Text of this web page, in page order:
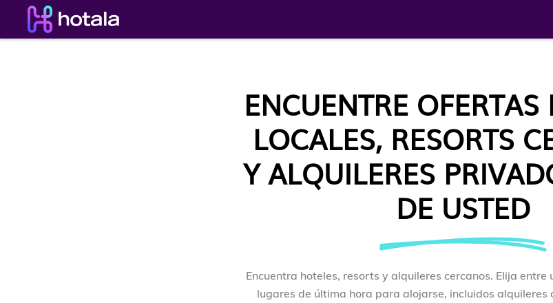
ENCUENTRE
LOCALES, RESORTS
Y ALQUILERES
DE USTED
Encuentra hoteles, resorts y alquileres cercanos. Elija entre
lugares de última hora para alojarse, incluidos alquileres